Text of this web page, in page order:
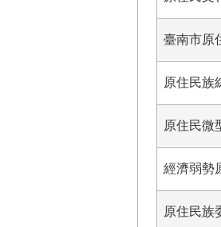
臺南市原
原住民族
原住民微
經濟弱勢
原住民族